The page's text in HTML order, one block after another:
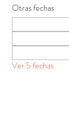
Otras fechas
Ver 5 fechas